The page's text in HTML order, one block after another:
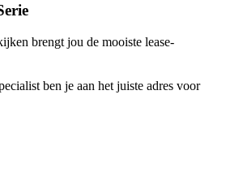
brengt jou de mooiste lease-
ben je aan het juiste adres voor